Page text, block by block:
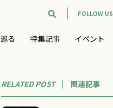
FOLLOW US
巡る 特集記事 イベント
RELATED POST 関連記事